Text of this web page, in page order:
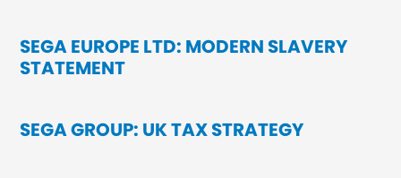
SEGA EUROPE LTD: MODERN SLAVERY
STATEMENT
SEGA GROUP: UK TAX STRATEGY